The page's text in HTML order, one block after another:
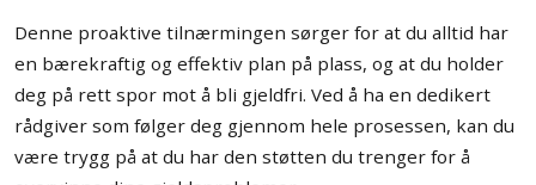
Denne proaktive tilnærmingen sørger for at du alltid har
en bærekraftig og effektiv plan på plass, og at du holder
deg på rett spor mot å bli gjeldfri. Ved å ha en dedikert
rådgiver som følger deg gjennom hele prosessen, kan du
være trygg på at du har den støtten du trenger for å